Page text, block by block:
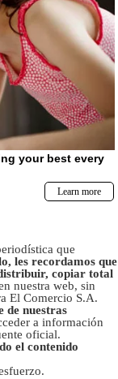
que
les recordamos que
copiar total
nuestra web, sin
El Comercio S.A.
de nuestras
a información
oficial.
el contenido